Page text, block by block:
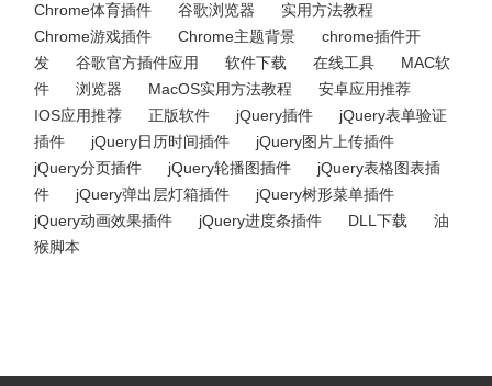
Chrome体育插件
谷歌浏览器
实用方法教程
Chrome游戏插件
Chrome主题背景
chrome插件开
发
谷歌官方插件应用 软件下载 在线工具
MAC软
件
浏览器 MacOS实用方法教程
安卓应用推荐
IOS应用推荐
正版软件 jQuery插件
jQuery表单验证
插件
jQuery日历时间插件
jQuery图片上传插件
jQuery分页插件
jQuery轮播图插件
jQuery表格图表插
件
jQuery弹出层灯箱插件
jQuery树形菜单插件
jQuery动画效果插件
jQuery进度条插件 DLL下载
油
猴脚本